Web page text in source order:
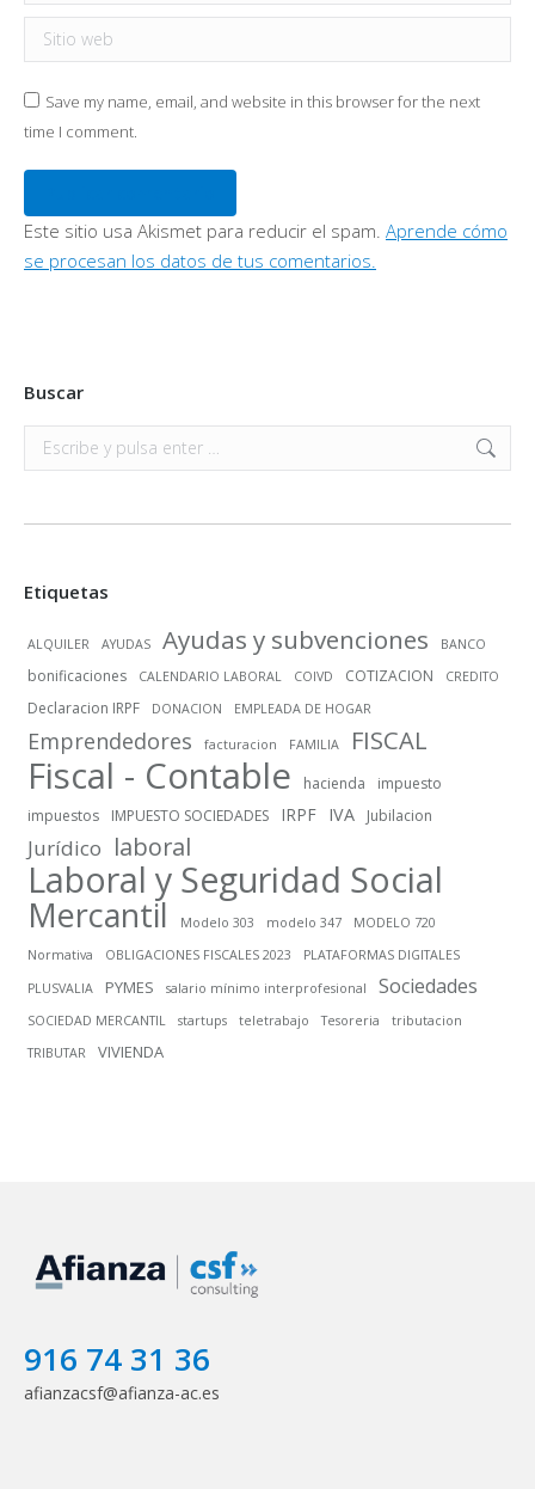
Sitio web
Save my name, email, and website in this browser for the next
time I comment.
Este sitio usa Akismet para reducir el spam. Aprende cómo
se procesan los datos de tus comentarios.
Buscar
Buscar:
Etiquetas
ALQUILER AYUDAS Ayudas y subvenciones BANCO
bonificaciones CALENDARIO LABORAL COIVD COTIZACION CREDITO
Declaracion IRPF DONACION EMPLEADA DE HOGAR
Emprendedores facturacion FAMILIA FISCAL
Fiscal - Contable hacienda
impuesto
impuestos
IMPUESTO SOCIEDADES IRPF IVA Jubilacion
Jurídico laboral
Laboral y Seguridad Social
Mercantil Modelo 303 modelo 347
MODELO 720
Normativa
OBLIGACIONES FISCALES 2023
PLATAFORMAS DIGITALES
PLUSVALIA
PYMES salario mínimo interprofesional Sociedades
SOCIEDAD MERCANTIL startups teletrabajo Tesoreria
tributacion
TRIBUTAR
VIVIENDA
916 74 31 36
afianzacsf@afianza-ac.es